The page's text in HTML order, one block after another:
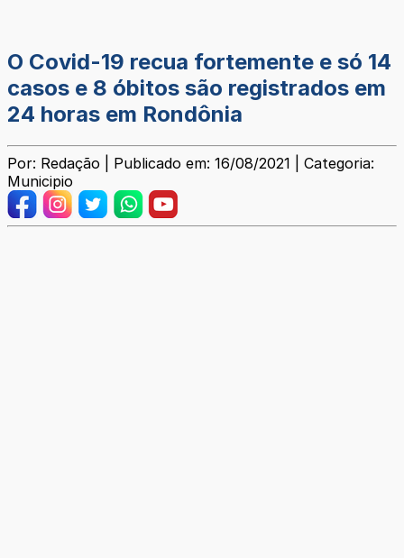
O Covid-19 recua fortemente e só 14
casos e 8 óbitos são registrados em
24 horas em Rondônia
Por: Redação | Publicado em: 16/08/2021 | Categoria:
Municipio